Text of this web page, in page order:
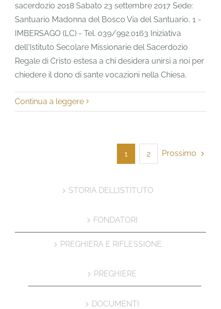
sacerdozio 2018 Sabato 23 settembre 2017 Sede:
Santuario Madonna del Bosco Via del Santuario, 1 -
IMBERSAGO (LC) - Tel. 039/992.0163 Iniziativa
dell'Istituto Secolare Missionarie del Sacerdozio
Regale di Cristo estesa a chi desidera unirsi a noi per
chiedere il dono di sante vocazioni nella Chiesa.
Continua a leggere
1 2 Prossimo
STORIA DELL’ISTITUTO
FONDATORI
PREGHIERA E RIFLESSIONE
PREGHIERE
DOCUMENTI